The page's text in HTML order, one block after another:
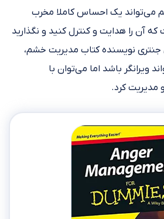
می‌تواند یک احساس کاملا مخرب
که آن را هدایت و کنترل کنید و نگذارید
جنتری نویسنده کتاب مدیریت خشم،
باشد اما می‌توان با
مدیریت کرد.